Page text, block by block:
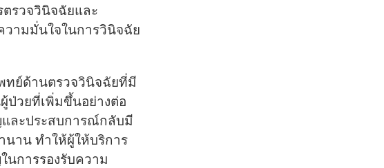
ตรวจวินิจฉัยและ
วามมั่นใจในการวินิจฉัย
ทย์ด้านตรวจวินิจฉัยที่มี
ป่วยที่เพิ่มขึ้นอย่างต่อ
ละประสบการณ์กลับมี
นาน ทำให้ผู้ให้บริการ
การรองรับความ